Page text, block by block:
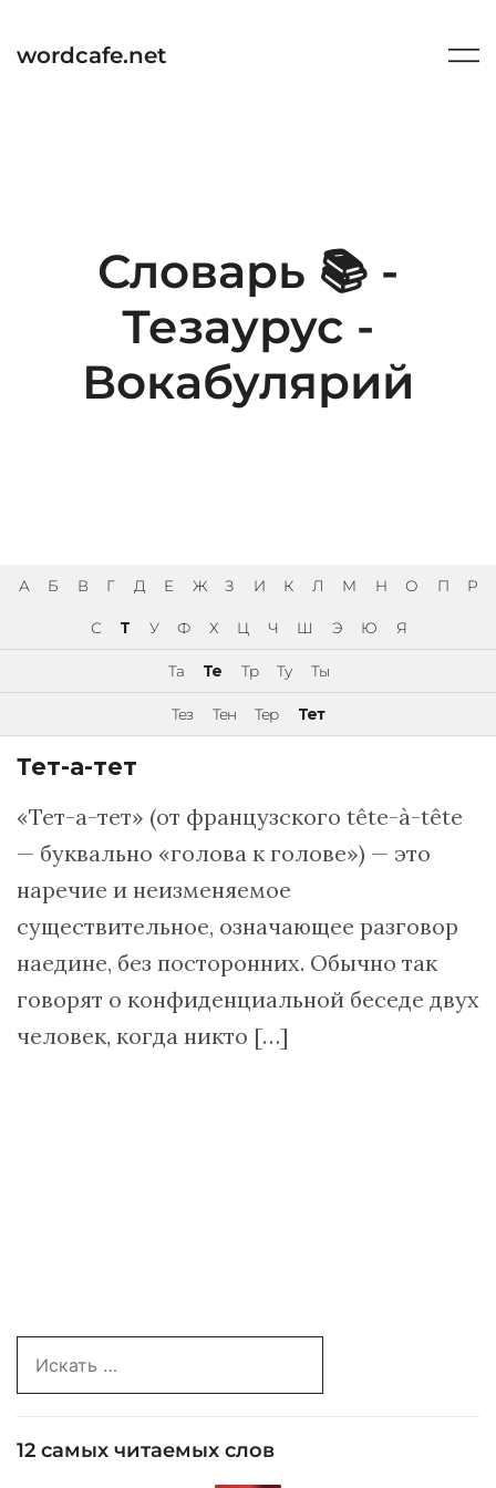
содержимому
wordcafe.net
Словарь 📚 -
Тезаурус -
Вокабулярий
А Б В Г Д Е Ж З И К Л М Н О П Р
С Т У Ф Х Ц Ч Ш Э Ю Я
Та Те Тр Ту Ты
Тез Тен Тер Тет
Тет-а-тет
«Тет-а-тет» (от французского tête-à-tête
— буквально «голова к голове») — это
наречие и неизменяемое
существительное, означающее разговор
наедине, без посторонних. Обычно так
говорят о конфиденциальной беседе двух
человек, когда никто […]
for:
12 самых читаемых слов